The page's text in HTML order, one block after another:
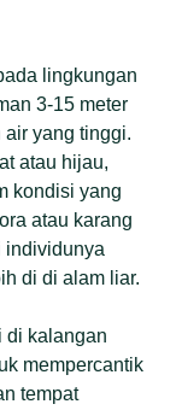
lingkungan
3-15 meter
yang tinggi.
atau hijau,
kondisi yang
atau karang
individunya
di di alam liar.
di kalangan
mempercantik
tempat